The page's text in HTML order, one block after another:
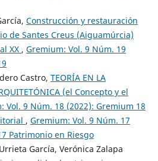
Construcción y restauración
de Santes Creus (Aiguamúrcia)
XX , Gremium: Vol. 9 Núm. 19
Castro, TEORÍA EN LA
(el Concepto y el
Vol. 9 Núm. 18 (2022): Gremium 18
, Gremium: Vol. 9 Núm. 17
Patrimonio en Riesgo
García, Verónica Zalapa